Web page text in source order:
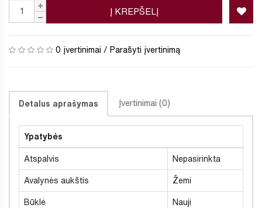
Į KREPŠELĮ
0 įvertinimai / Parašyti įvertinimą
Detalus aprašymas Įvertinimai (0)
Ypatybės
Atspalvis Nepasirinkta
Avalynės aukštis Žemi
Būklė Nauji